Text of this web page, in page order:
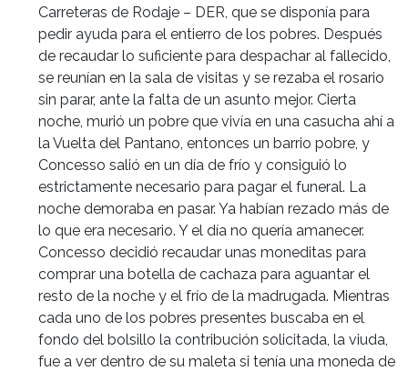
Carreteras de Rodaje – DER, que se disponía para
pedir ayuda para el entierro de los pobres. Después
de recaudar lo suficiente para despachar al fallecido,
se reunían en la sala de visitas y se rezaba el rosario
sin parar, ante la falta de un asunto mejor. Cierta
noche, murió un pobre que vivía en una casucha ahí a
la Vuelta del Pantano, entonces un barrio pobre, y
Concesso salió en un día de frío y consiguió lo
estrictamente necesario para pagar el funeral. La
noche demoraba en pasar. Ya habían rezado más de
lo que era necesario. Y el día no quería amanecer.
Concesso decidió recaudar unas moneditas para
comprar una botella de cachaza para aguantar el
resto de la noche y el frío de la madrugada. Mientras
cada uno de los pobres presentes buscaba en el
fondo del bolsillo la contribución solicitada, la viuda,
fue a ver dentro de su maleta si tenía una moneda de